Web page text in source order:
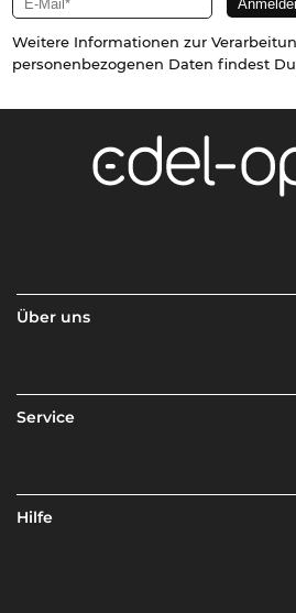
Weitere Informationen zur
personenbezogenen Daten findest Du
Über uns
Service
Hilfe